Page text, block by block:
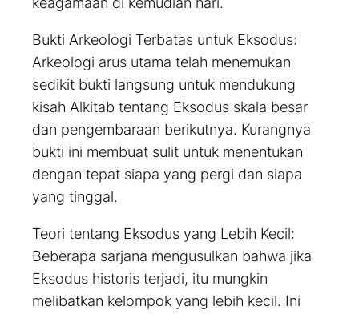
Bukti Arkeologi Terbatas untuk Eksodus:
Arkeologi arus utama telah menemukan
sedikit bukti langsung untuk mendukung
kisah Alkitab tentang Eksodus skala besar
dan pengembaraan berikutnya. Kurangnya
bukti ini membuat sulit untuk menentukan
dengan tepat siapa yang pergi dan siapa
yang tinggal.
Teori tentang Eksodus yang Lebih Kecil:
Beberapa sarjana mengusulkan bahwa jika
Eksodus historis terjadi, itu mungkin
melibatkan kelompok yang lebih kecil. Ini